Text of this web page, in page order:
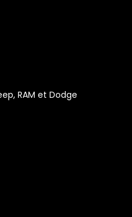
RAM et Dodge